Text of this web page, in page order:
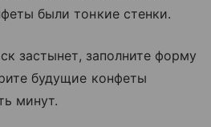
были тонкие стенки.
застынет, заполните форму
будущие конфеты
минут.